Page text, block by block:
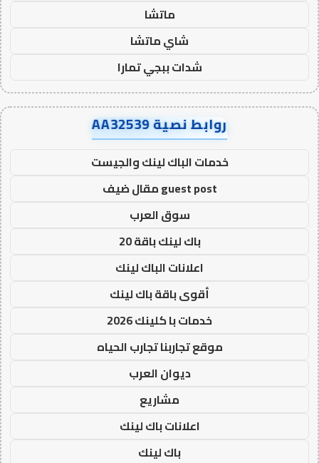
ماتشا
شاي ماتشا
شدات ببجي تمارا
روابط نصية AA32539
خدمات الباك لينك والجيست
guest post مقال ضيف
سوق العرب
باك لينك باقة 20
اعلانات الباك لينك
أقوى باقة باك لينك
خدمات با كلينك 2026
موقع تجاربنا تجارب الحياه
ديوان العرب
مشاريع
اعلانات باك لينك
باك لينك